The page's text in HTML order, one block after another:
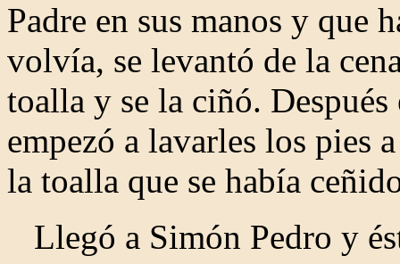
Padre en sus manos y que
volvía, se levantó de la
toalla y se la ciñó.
empezó a lavarles los pies
la toalla que se había
Llegó a Simón Pedro y